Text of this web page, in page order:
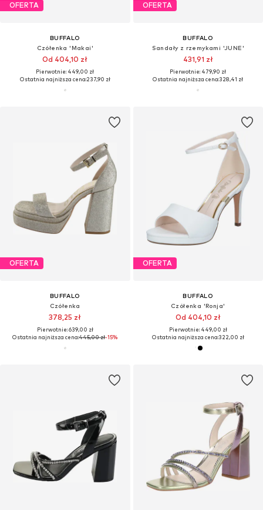
OFERTA
BUFFALO
Czółenka 'Makai'
Od 404,10 zł
Pierwotnie: 449,00 zł
Ostatnia najniższa cena:237,90 zł
OFERTA
BUFFALO
Sandały z rzemykami 'JUNE'
431,91 zł
Pierwotnie: 479,90 zł
Ostatnia najniższa cena:328,41 zł
OFERTA
BUFFALO
Czółenka
378,25 zł
Pierwotnie: 639,00 zł
Ostatnia najniższa cena:445,00 zł-15%
OFERTA
BUFFALO
Czółenka 'Ronja'
Od 404,10 zł
Pierwotnie: 449,00 zł
Ostatnia najniższa cena:322,00 zł